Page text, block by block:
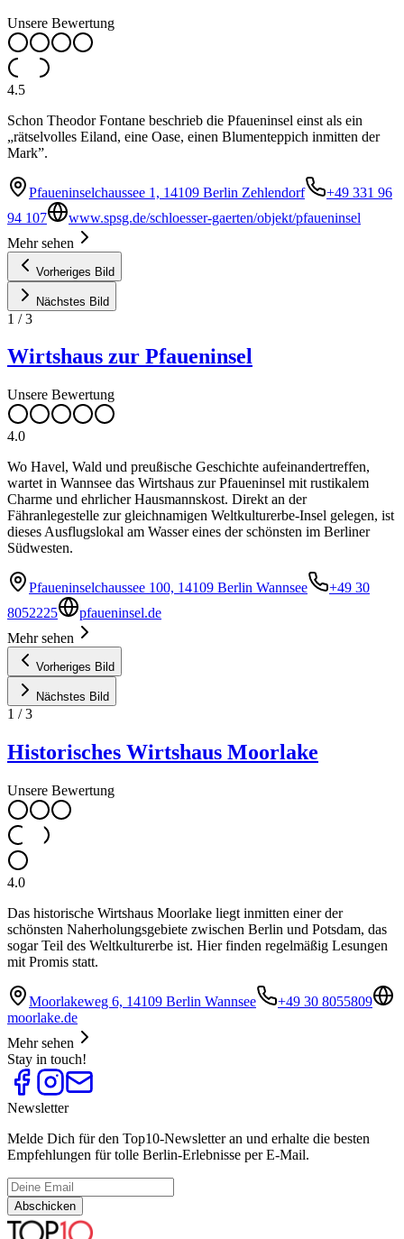
Unsere Bewertung
4.5
Schon Theodor Fontane beschrieb die Pfaueninsel einst als ein
„rätselvolles Eiland, eine Oase, einen Blumenteppich inmitten der
Mark”.
Pfaueninselchaussee 1, 14109 Berlin Zehlendorf
+49 331 96
94 107
www.spsg.de/schloesser-gaerten/objekt/pfaueninsel
Mehr sehen
Vorheriges Bild
Nächstes Bild
1 /3
Wirtshaus zur Pfaueninsel
Unsere Bewertung
4.0
Wo Havel, Wald und preußische Geschichte aufeinandertreffen,
wartet in Wannsee das Wirtshaus zur Pfaueninsel mit rustikalem
Charme und ehrlicher Hausmannskost. Direkt an der
Fähranlegestelle zur gleichnamigen Weltkulturerbe-Insel gelegen, ist
dieses Ausflugslokal am Wasser eines der schönsten im Berliner
Südwesten.
Pfaueninselchaussee 100, 14109 Berlin Wannsee
+49 30
8052225
pfaueninsel.de
Mehr sehen
Vorheriges Bild
Nächstes Bild
1 /3
Historisches Wirtshaus Moorlake
Unsere Bewertung
4.0
Das historische Wirtshaus Moorlake liegt inmitten einer der
schönsten Naherholungsgebiete zwischen Berlin und Potsdam, das
sogar Teil des Weltkulturerbe ist. Hier finden regelmäßig Lesungen
mit Promis statt.
Moorlakeweg 6, 14109 Berlin Wannsee
+49 30 8055809
moorlake.de
Mehr sehen
Stay in touch!
Newsletter
Melde Dich für den Top10-Newsletter an und erhalte die besten
Empfehlungen für tolle Berlin-Erlebnisse per E-Mail.
Abschicken